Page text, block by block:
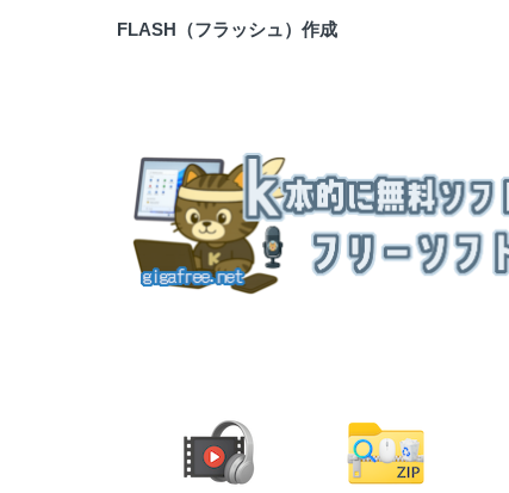
FLASH（フラッシュ）作成